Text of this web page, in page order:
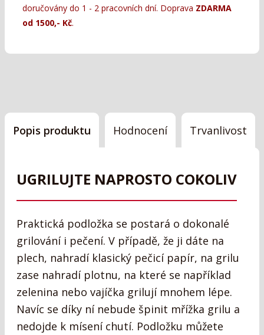
doručovány do 1 - 2 pracovních dní. Doprava ZDARMA
od 1500,- Kč.
Popis produktu Hodnocení Trvanlivost
UGRILUJTE NAPROSTO COKOLIV
Praktická podložka se postará o dokonalé
grilování i pečení. V případě, že ji dáte na
plech, nahradí klasický pečicí papír, na grilu
zase nahradí plotnu, na které se například
zelenina nebo vajíčka grilují mnohem lépe.
Navíc se díky ní nebude špinit mřížka grilu a
nedojde k mísení chutí. Podložku můžete